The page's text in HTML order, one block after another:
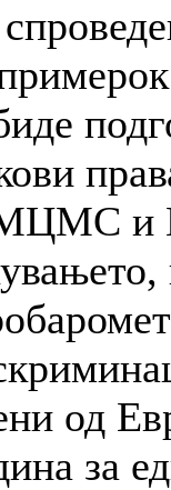
МЦМС и
од
за